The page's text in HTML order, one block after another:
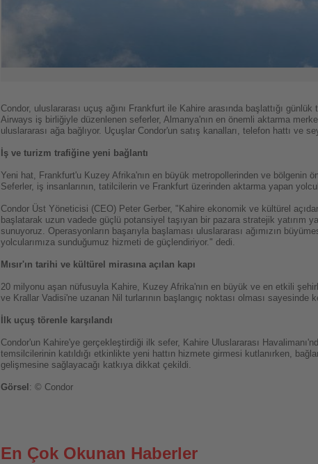
Condor, uluslararası uçuş ağını Frankfurt ile Kahire arasında başlattığı
Airways iş birliğiyle düzenlenen seferler, Almanya'nın en önemli aktarma
uluslararası ağa bağlıyor. Uçuşlar Condor'un satış kanalları, telefon hattı ve
İş ve turizm trafiğine yeni bağlantı
Yeni hat, Frankfurt'u Kuzey Afrika'nın en büyük metropollerinden ve bölgenin
Seferler, iş insanlarının, tatilcilerin ve Frankfurt üzerinden aktarma yapan
Condor Üst Yöneticisi (CEO) Peter Gerber, "Kahire ekonomik ve kültürel
başlatarak uzun vadede güçlü potansiyel taşıyan bir pazara stratejik yatırım
sunuyoruz. Operasyonların başarıyla başlaması uluslararası ağımızın
yolcularımıza sunduğumuz hizmeti de güçlendiriyor." dedi.
Mısır'ın tarihi ve kültürel mirasına açılan kapı
20 milyonu aşan nüfusuyla Kahire, Kuzey Afrika'nın en büyük ve en etkili
ve Krallar Vadisi'ne uzanan Nil turlarının başlangıç noktası olması sayesinde
İlk uçuş törenle karşılandı
Condor'un Kahire'ye gerçekleştirdiği ilk sefer, Kahire Uluslararası
temsilcilerinin katıldığı etkinlikte yeni hattın hizmete girmesi kutlanırken,
gelişmesine sağlayacağı katkıya dikkat çekildi.
Görsel : © Condor
En Çok Okunan Haberler